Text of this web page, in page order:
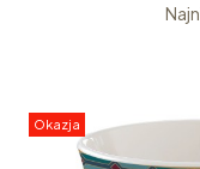
Okazja